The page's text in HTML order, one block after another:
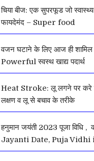
चिया बीज: एक सुपरफूड जो
फायदेमंद – Super food
वजन घटाने के लिए आज ही
Powerful स्वस्थ खाद्य पदार्थ
Heat Stroke: लू लगने पर करे
लक्षण व लू से बचाव के तरीके
हनुमान जयंती 2023 पूजा विधि
Jayanti Date, Puja